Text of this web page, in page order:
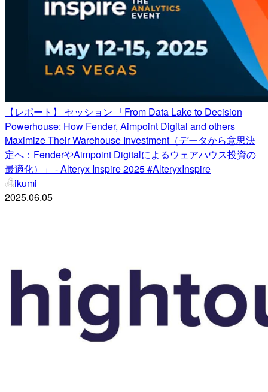
【レポート】 セッション 「From Data Lake to Decision
Powerhouse: How Fender, Aimpoint Digital and others
Maximize Their Warehouse Investment（データから意思決
定へ：FenderやAimpoint Digitalによるウェアハウス投資の
最適化）」 - Alteryx Inspire 2025 #AlteryxInspire
ikumi
2025.06.05